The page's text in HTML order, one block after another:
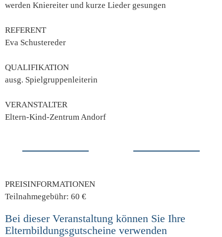
werden Kniereiter und kurze Lieder gesungen
REFERENT
Eva Schustereder
QUALIFIKATION
ausg. Spielgruppenleiterin
VERANSTALTER
Eltern-Kind-Zentrum Andorf
PREISINFORMATIONEN
Teilnahmegebühr: 60 €
Bei dieser Veranstaltung können Sie Ihre
Elternbildungsgutscheine verwenden